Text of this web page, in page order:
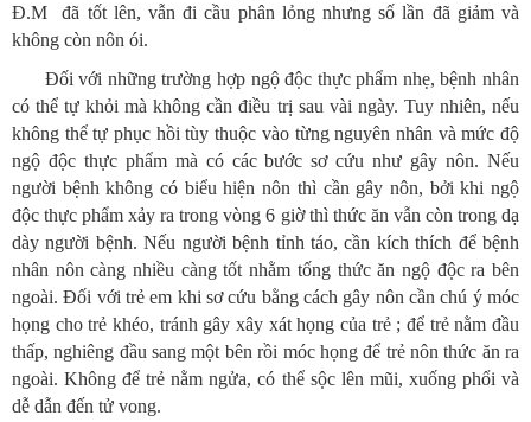
Đ.M đã tốt lên, vẫn đi cầu phân lỏng nhưng số lần đã giảm và
không còn nôn ói.
Đối với những trường hợp ngộ độc thực phẩm nhẹ, bệnh nhân
có thể tự khỏi mà không cần điều trị sau vài ngày. Tuy nhiên, nếu
không thể tự phục hồi tùy thuộc vào từng nguyên nhân và mức độ
ngộ độc thực phẩm mà có các bước sơ cứu như gây nôn. Nếu
người bệnh không có biểu hiện nôn thì cần gây nôn, bởi khi ngộ
độc thực phẩm xảy ra trong vòng 6 giờ thì thức ăn vẫn còn trong dạ
dày người bệnh. Nếu người bệnh tỉnh táo, cần kích thích để bệnh
nhân nôn càng nhiều càng tốt nhằm tống thức ăn ngộ độc ra bên
ngoài. Đối với trẻ em khi sơ cứu bằng cách gây nôn cần chú ý móc
họng cho trẻ khéo, tránh gây xây xát họng của trẻ ; để trẻ nằm đầu
thấp, nghiêng đầu sang một bên rồi móc họng để trẻ nôn thức ăn ra
ngoài. Không để trẻ nằm ngửa, có thể sộc lên mũi, xuống phổi và
dễ dẫn đến tử vong.